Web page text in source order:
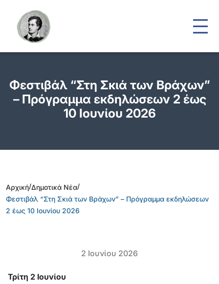
Φεστιβάλ “Στη Σκιά των Βράχων”
– Πρόγραμμα εκδηλώσεων 2 έως
10 Ιουνίου 2026
Αρχική/Δημοτικά Νέα/
Φεστιβάλ “Στη Σκιά των Βράχων” – Πρόγραμμα εκδηλώσεων
2 έως 10 Ιουνίου 2026
2 Ιουνίου 2026
Τρίτη 2 Ιουνίου